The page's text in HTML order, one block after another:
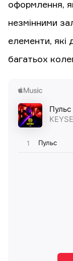
оформлення,
незмінними
елементи, які
багатьох